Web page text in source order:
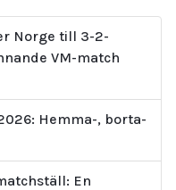
Norge till 3-2-
VM-match
Hemma-, borta-
En